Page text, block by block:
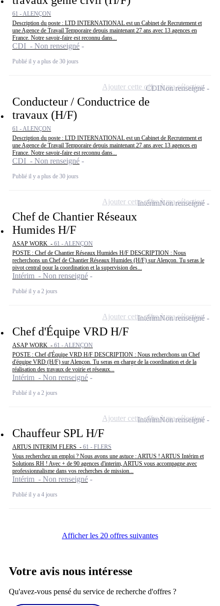
61 - ALENÇON
Description du poste : LTD INTERNATIONAL est un Cabinet de Recrutement et
une Agence de Travail Temporaire depuis maintenant 27 ans avec 13 agences en
France. Notre savoir-faire est reconnu dans...
CDI - Non renseigné
Publié il y a plus de 30 jours
Conducteur / Conductrice de
travaux (H/F)
61 - ALENÇON
Description du poste : LTD INTERNATIONAL est un Cabinet de Recrutement et
une Agence de Travail Temporaire depuis maintenant 27 ans avec 13 agences en
France. Notre savoir-faire est reconnu dans...
CDI - Non renseigné
Publié il y a plus de 30 jours
CDINon renseigné
Ajouter cette offre à ma sélection
Chef de Chantier Réseaux
Humides H/F
ASAP WORK - 61 - ALENÇON
POSTE : Chef de Chantier Réseaux Humides H/F DESCRIPTION : Nous
recherchons un Chef de Chantier Réseaux Humides (H/F) sur Alençon. Tu seras le
pivot central pour la coordination et la supervision des...
Intérim - Non renseigné
Publié il y a 2 jours
IntérimNon renseigné
Ajouter cette offre à ma sélection
Chef d'Équipe VRD H/F
ASAP WORK - 61 - ALENÇON
POSTE : Chef d'Équipe VRD H/F DESCRIPTION : Nous recherchons un Chef
d'équipe VRD (H/F) sur Alençon. Tu seras en charge de la coordination et de la
réalisation des travaux de voirie et réseaux...
Intérim - Non renseigné
Publié il y a 2 jours
IntérimNon renseigné
Ajouter cette offre à ma sélection
Chauffeur SPL H/F
ARTUS INTERIM FLERS - 61 - FLERS
Vous recherchez un emploi ? Nous avons une astuce : ARTUS ! ARTUS Intérim et
Solutions RH ! Avec + de 90 agences d'interim, ARTUS vous accompagne avec
professionnalisme dans vos recherches de mission...
Intérim - Non renseigné
Publié il y a 4 jours
IntérimNon renseigné
Ajouter cette offre à ma sélection
Afficher les 20 offres suivantes
Votre avis nous intéresse
Qu'avez-vous pensé du service de recherche d'offres ?